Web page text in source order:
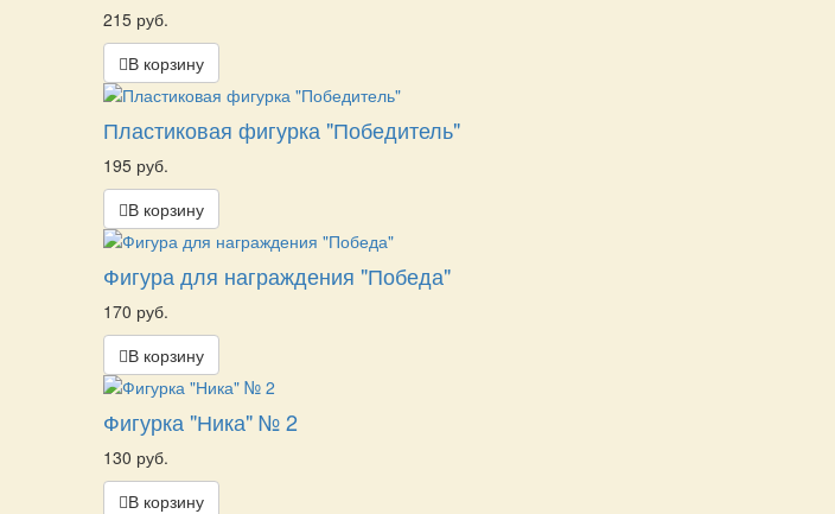
215 руб.
В корзину
Пластиковая фигурка "Победитель"
195 руб.
В корзину
Фигура для награждения "Победа"
170 руб.
В корзину
Фигурка "Ника" № 2
130 руб.
В корзину